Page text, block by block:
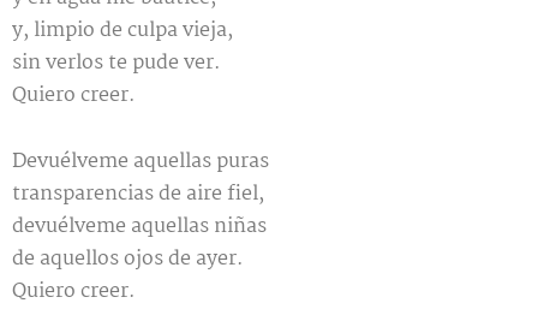
y, limpio de culpa vieja,
sin verlos te pude ver.
Quiero creer.
Devuélveme aquellas puras
transparencias de aire fiel,
devuélveme aquellas niñas
de aquellos ojos de ayer.
Quiero creer.